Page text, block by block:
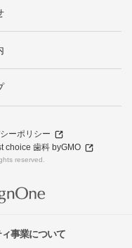
ーポリシー
choice 歯科 byGMO
reserved.
事業について